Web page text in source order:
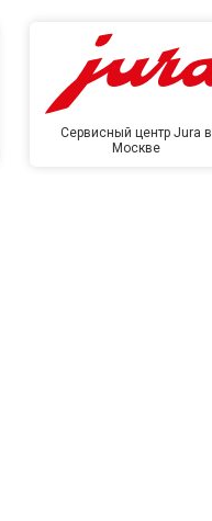
Сервисный центр Jura в
Москве